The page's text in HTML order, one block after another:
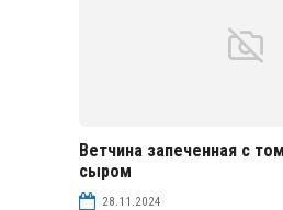
Ветчина запеченная с
сыром
28.11.2024